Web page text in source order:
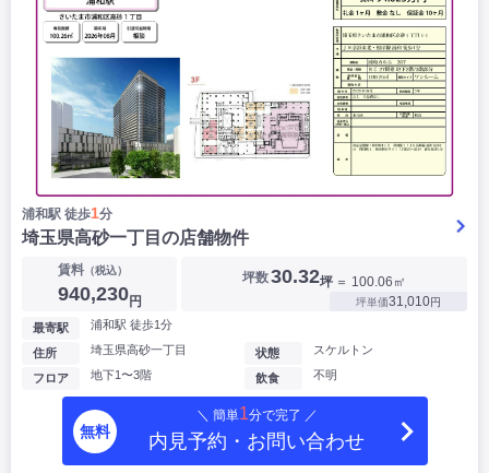
浦和駅 徒歩1分
埼玉県高砂一丁目の店舗物件
賃料（税込）
940,230円
坪数30.32坪 ＝ 100.06㎡
坪単価31,010円
最寄駅 浦和駅 徒歩1分
住所 埼玉県高砂一丁目
フロア 地下1〜3階
状態 スケルトン
飲食 不明
無料
＼ 簡単1分で完了 ／
内見予約・お問い合わせ